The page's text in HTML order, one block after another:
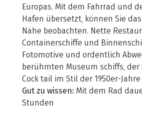
Europas. Mit dem Fahrrad und
Hafen übersetzt, können Sie
Nähe beobachten. Nette
Containerschiffe und
Fotomotive und ordentlich
berühmten Museum schiffs, der
Cock tail im Stil der 1950er-
Gut zu wissen: Mit dem Rad
Stunden